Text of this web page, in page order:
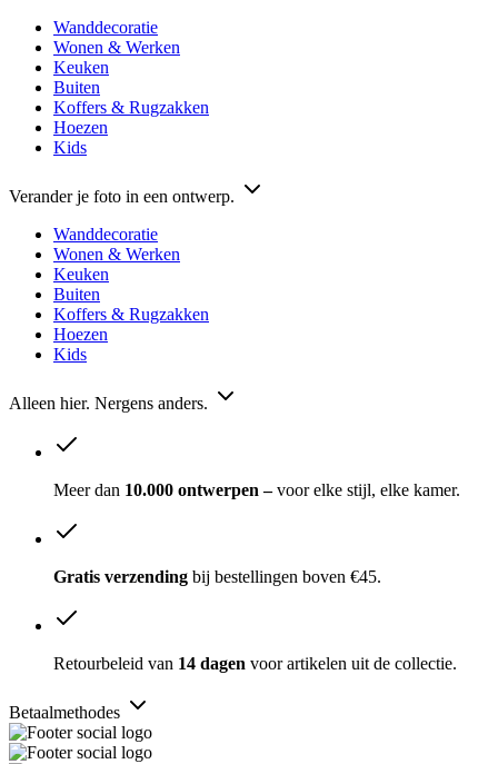
Wanddecoratie
Wonen & Werken
Keuken
Buiten
Koffers & Rugzakken
Hoezen
Kids
Verander je foto in een ontwerp.
Wanddecoratie
Wonen & Werken
Keuken
Buiten
Koffers & Rugzakken
Hoezen
Kids
Alleen hier. Nergens anders.
Meer dan 10.000 ontwerpen –voor elke stijl, elke kamer.
Gratis verzending bij bestellingen boven €45.
Retourbeleid van 14 dagen voor artikelen uit de collectie.
Betaalmethodes